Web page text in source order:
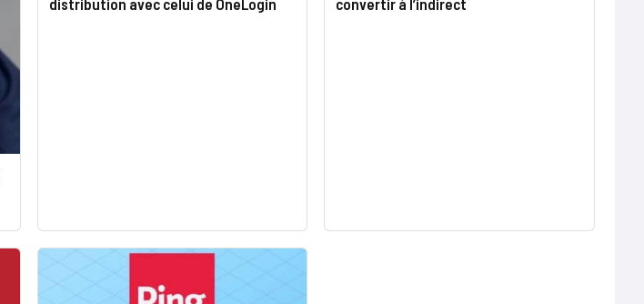
distribution avec celui de OneLogin
convertir à l’indirect